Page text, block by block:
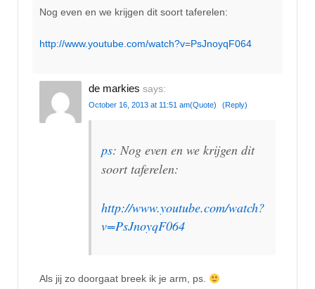
Nog even en we krijgen dit soort taferelen:
http://www.youtube.com/watch?v=PsJnoyqF064
de markies says:
October 16, 2013 at 11:51 am(Quote) (Reply)
ps: Nog even en we krijgen dit
soort taferelen:
http://www.youtube.com/watch?
v=PsJnoyqF064
Als jij zo doorgaat breek ik je arm, ps.